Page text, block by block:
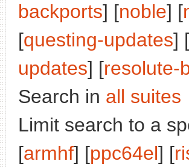
backports] [noble] [
[questing-updates] [
updates] [resolute-
Search in all suites
Limit search to a
[armhf] [ppc64el] [